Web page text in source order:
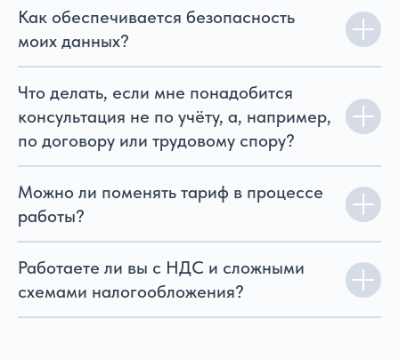
Как обеспечивается безопасность
моих данных?
Что делать, если мне понадобится
консультация не по учёту, а, например,
по договору или трудовому спору?
Можно ли поменять тариф в процессе
работы?
Работаете ли вы с НДС и сложными
схемами налогообложения?